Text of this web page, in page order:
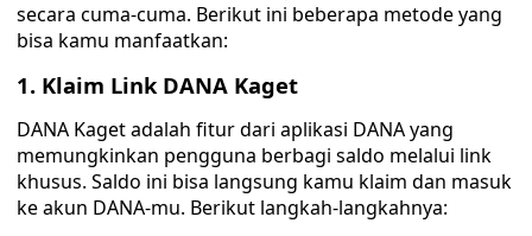
secara cuma-cuma. Berikut ini beberapa metode yang
bisa kamu manfaatkan:
1. Klaim Link DANA Kaget
DANA Kaget adalah fitur dari aplikasi DANA yang
memungkinkan pengguna berbagi saldo melalui link
khusus. Saldo ini bisa langsung kamu klaim dan masuk
ke akun DANA-mu. Berikut langkah-langkahnya: